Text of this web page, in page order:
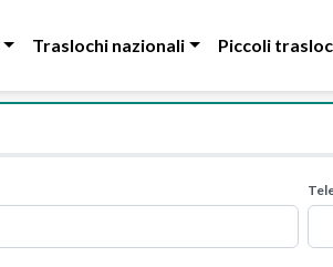
Traslochi nazionali Piccoli